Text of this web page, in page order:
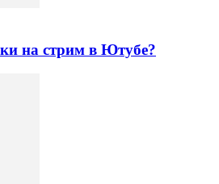
на стрим в Ютубе?